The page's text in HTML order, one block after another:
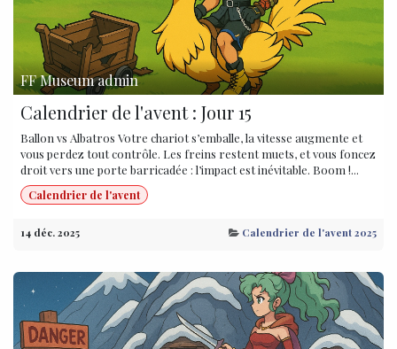
FF Museum admin
Calendrier de l'avent : Jour 15
Ballon vs Albatros Votre chariot s’emballe, la vitesse augmente et
vous perdez tout contrôle. Les freins restent muets, et vous foncez
droit vers une porte barricadée : l’impact est inévitable. Boom !...
Calendrier de l'avent
14 déc. 2025 Calendrier de l'avent 2025